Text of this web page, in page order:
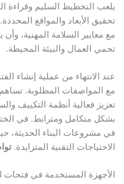
التخطيط السليم وقراءة
الأبعاد والمواقع المحددة. من
السلامة المهنية، وأن يتم
العمال والبيئة المحيطة.
من عملية إنشاء الفتحات،
المطلوبة. تساهم
فعالية أنظمة التكييف والسباكة
متكامل ومترابط. في الختام،
البناء الحديثة، حيث تقدم
التقنية المتزايدة.تواصل
المستخدمة في فتحات الكور